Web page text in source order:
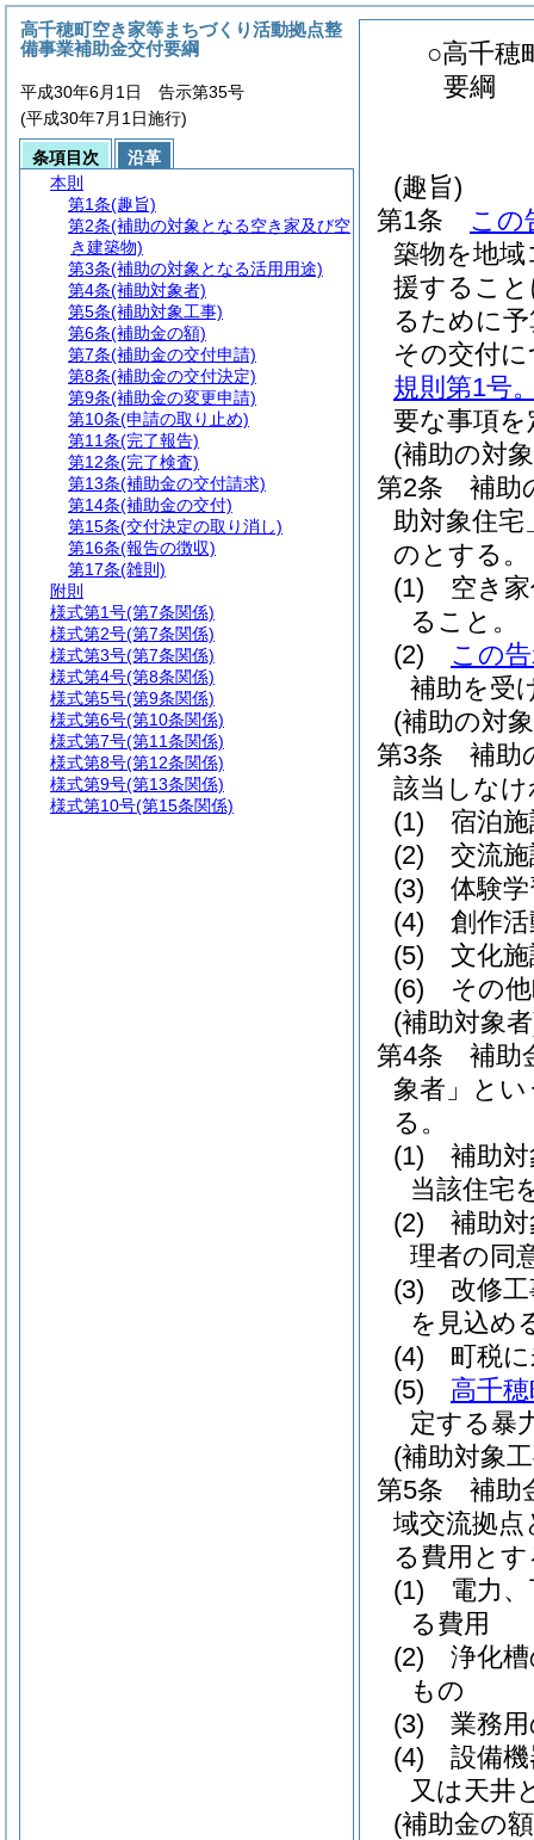
○高千穂
要綱
(趣旨)
第1条
この
築物を地
援するこ
るために
その交付
規則第1号
要な事項
(補助の対
第2条
補助
助対象住
のとする。
(1)
空き
ること。
(2)
この
補助を受
(補助の対
第3条
補助
該当しな
(1)
宿泊
(2)
交流
(3)
体験
(4)
創作
(5)
文化
(6)
その
(補助対象
第4条
補助
象者」とい
る。
(1)
補助
当該住宅
(2)
補助
理者の同
(3)
改修
を見込め
(4)
町税
(5)
高千
定する暴
(補助対象
第5条
補助
域交流拠
る費用と
(1)
電力
る費用
(2)
浄化
もの
(3)
業務
(4)
設備
又は天井
(補助金の
高千穂町空き家等まちづくり活動拠点整
備事業補助金交付要綱
平成30年6月1日 告示第35号
(平成30年7月1日施行)
条項目次
沿革
本則
第1条(趣旨)
第2条(補助の対象となる空き家及び空
き建築物)
第3条(補助の対象となる活用用途)
第4条(補助対象者)
第5条(補助対象工事)
第6条(補助金の額)
第7条(補助金の交付申請)
第8条(補助金の交付決定)
第9条(補助金の変更申請)
第10条(申請の取り止め)
第11条(完了報告)
第12条(完了検査)
第13条(補助金の交付請求)
第14条(補助金の交付)
第15条(交付決定の取り消し)
第16条(報告の徴収)
第17条(雑則)
附則
様式第1号(第7条関係)
様式第2号(第7条関係)
様式第3号(第7条関係)
様式第4号(第8条関係)
様式第5号(第9条関係)
様式第6号(第10条関係)
様式第7号(第11条関係)
様式第8号(第12条関係)
様式第9号(第13条関係)
様式第10号(第15条関係)